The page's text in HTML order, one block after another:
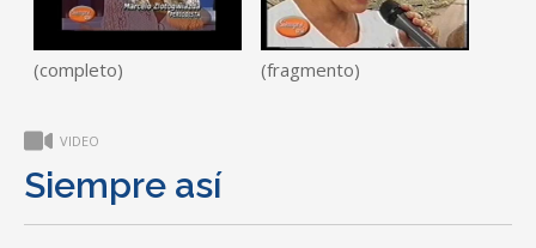
(completo) (fragmento)
VIDEO
Siempre así